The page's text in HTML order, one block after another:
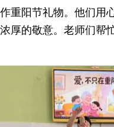
重阳节礼物。他们用
厚的敬意。老师们帮